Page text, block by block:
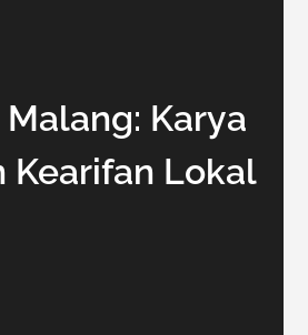
Karya
Kearifan Lokal